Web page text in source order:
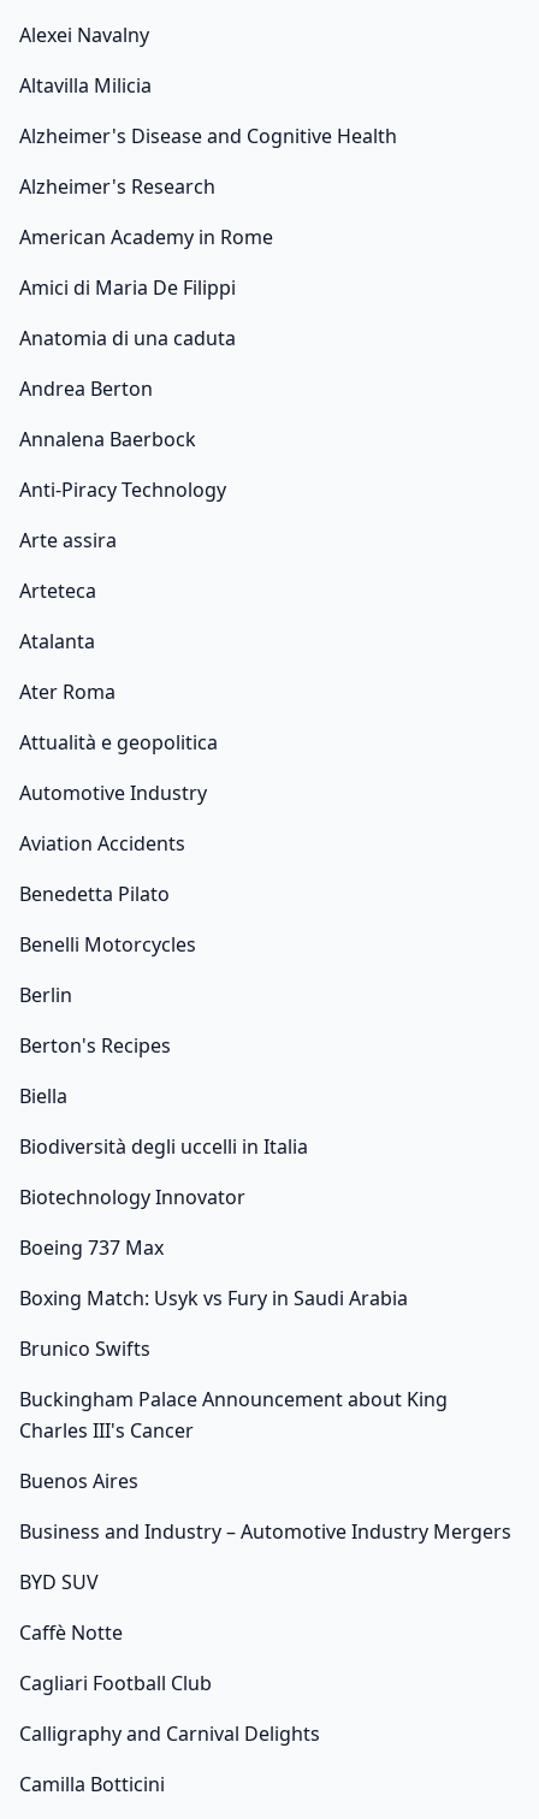
Alexei Navalny
Altavilla Milicia
Alzheimer's Disease and Cognitive Health
Alzheimer's Research
American Academy in Rome
Amici di Maria De Filippi
Anatomia di una caduta
Andrea Berton
Annalena Baerbock
Anti-Piracy Technology
Arte assira
Arteteca
Atalanta
Ater Roma
Attualità e geopolitica
Automotive Industry
Aviation Accidents
Benedetta Pilato
Benelli Motorcycles
Berlin
Berton's Recipes
Biella
Biodiversità degli uccelli in Italia
Biotechnology Innovator
Boeing 737 Max
Boxing Match: Usyk vs Fury in Saudi Arabia
Brunico Swifts
Buckingham Palace Announcement about King
Charles III's Cancer
Buenos Aires
Business and Industry – Automotive Industry Mergers
BYD SUV
Caffè Notte
Cagliari Football Club
Calligraphy and Carnival Delights
Camilla Botticini